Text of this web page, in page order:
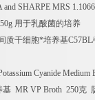
SHARPE MRS
用于乳酸菌的培养
质干细胞*培养基C57BL/
Cyanide Medium
基 MR VP Broth 250克